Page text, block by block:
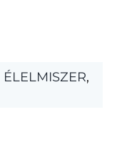
ÉLELMISZER,